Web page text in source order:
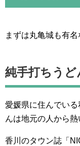
まずは丸亀城も有
純手打ちう
愛媛県に住んでい
んは地元の人から熱
香川のタウン誌「